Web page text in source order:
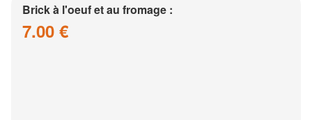
Brick à l'oeuf et au fromage :
7.00 €